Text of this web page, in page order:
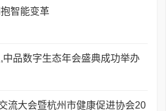
智能变革
品数字生态年会盛典成功举办
流大会暨杭州市健康促进协会20